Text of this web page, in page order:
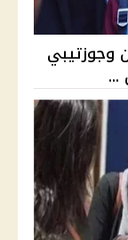
وجوزتيبي
...